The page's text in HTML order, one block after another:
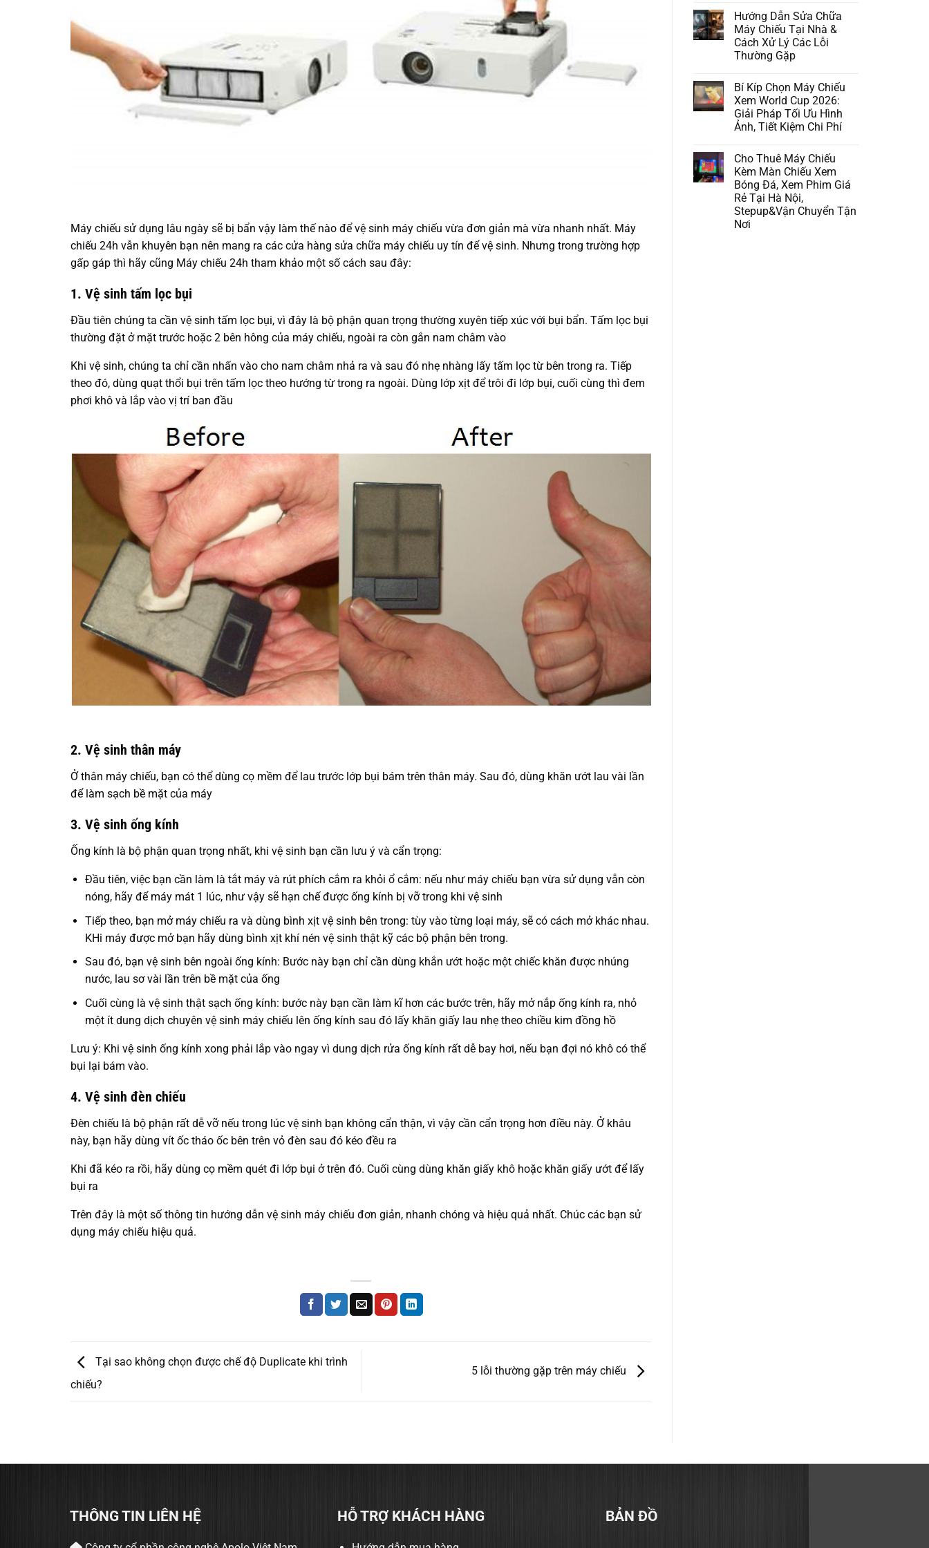
Máy chiếu sử dụng lâu ngày sẽ bị bẩn vậy làm thế nào để vệ sinh máy chiếu vừa đơn giản mà vừa nhanh nhất. Máy
chiếu 24h vẫn khuyên bạn nên mang ra các cửa hàng sửa chữa máy chiếu uy tín để vệ sinh. Nhưng trong trường hợp
gấp gáp thì hãy cũng Máy chiếu 24h tham khảo một số cách sau đây:
1. Vệ sinh tấm lọc bụi
Đầu tiên chúng ta cần vệ sinh tấm lọc bụi, vì đây là bộ phận quan trọng thường xuyên tiếp xúc với bụi bẩn. Tấm lọc bụi
thường đặt ở mặt trước hoặc 2 bên hông của máy chiếu, ngoài ra còn gắn nam châm vào
Khi vệ sinh, chúng ta chỉ cần nhấn vào cho nam châm nhả ra và sau đó nhẹ nhàng lấy tấm lọc từ bên trong ra. Tiếp
theo đó, dùng quạt thổi bụi trên tấm lọc theo hướng từ trong ra ngoài. Dùng lớp xịt để trôi đi lớp bụi, cuối cùng thì đem
phơi khô và lắp vào vị trí ban đầu
2. Vệ sinh thân máy
Ở thân máy chiếu, bạn có thể dùng cọ mềm để lau trước lớp bụi bám trên thân máy. Sau đó, dùng khăn ướt lau vài lần
để làm sạch bề mặt của máy
3. Vệ sinh ống kính
Ống kính là bộ phận quan trọng nhất, khi vệ sinh bạn cần lưu ý và cẩn trọng:
Đầu tiên, việc bạn cần làm là tắt máy và rút phích cắm ra khỏi ổ cắm: nếu như máy chiếu bạn vừa sử dụng vẫn còn
nóng, hãy để máy mát 1 lúc, như vậy sẽ hạn chế được ống kính bị vỡ trong khi vệ sinh
Tiếp theo, bạn mở máy chiếu ra và dùng bình xịt vệ sinh bên trong: tùy vào từng loại máy, sẽ có cách mở khác nhau.
KHi máy được mở bạn hãy dùng bình xịt khí nén vệ sinh thật kỹ các bộ phận bên trong.
Sau đó, bạn vệ sinh bên ngoài ống kính: Bước này bạn chỉ cần dùng khắn ướt hoặc một chiếc khăn được nhúng
nước, lau sơ vài lần trên bề mặt của ống
Cuối cùng là vệ sinh thật sạch ống kính: bước này bạn cần làm kĩ hơn các bước trên, hãy mở nắp ống kính ra, nhỏ
một ít dung dịch chuyên vệ sinh máy chiếu lên ống kính sau đó lấy khăn giấy lau nhẹ theo chiều kim đồng hồ
Lưu ý: Khi vệ sinh ống kính xong phải lắp vào ngay vì dung dịch rửa ống kính rất dễ bay hơi, nếu bạn đợi nó khô có thể
bụi lại bám vào.
4. Vệ sinh đèn chiếu
Đèn chiếu là bộ phận rất dễ vỡ nếu trong lúc vệ sinh bạn không cẩn thận, vì vậy cần cẩn trọng hơn điều này. Ở khâu
này, bạn hãy dùng vít ốc tháo ốc bên trên vỏ đèn sau đó kéo đều ra
Khi đã kéo ra rồi, hãy dùng cọ mềm quét đi lớp bụi ở trên đó. Cuối cùng dùng khăn giấy khô hoặc khăn giấy ướt để lấy
bụi ra
Trên đây là một số thông tin hướng dẫn vệ sinh máy chiếu đơn giản, nhanh chóng và hiệu quả nhất. Chúc các bạn sử
dụng máy chiếu hiệu quả.
Tại sao không chọn được chế độ Duplicate khi trình
chiếu?
5 lỗi thường gặp trên máy chiếu
Hướng Dẫn Sửa Chữa
Máy Chiếu Tại Nhà &
Cách Xử Lý Các Lỗi
Thường Gặp
Bí Kíp Chọn Máy Chiếu
Xem World Cup 2026:
Giải Pháp Tối Ưu Hình
Ảnh, Tiết Kiệm Chi Phí
Cho Thuê Máy Chiếu
Kèm Màn Chiếu Xem
Bóng Đá, Xem Phim Giá
Rẻ Tại Hà Nội,
Stepup&Vận Chuyển Tận
Nơi
THÔNG TIN LIÊN HỆ HỖ TRỢ KHÁCH HÀNG BẢN ĐỒ